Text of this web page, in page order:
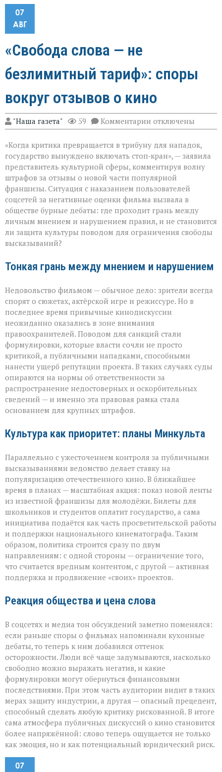
07
АВГ
«Свобода слова — не
безлимитный тариф»: споры
вокруг отзывов о кино
"Наша газета" 59 Комментарии к
записи
слова — не
безлимитный
тариф»:
споры
вокруг
отзывов
о
кино
отключены
«Когда критика превращается в трибуну для нападок,
государство вынуждено включать стоп‑кран», — заявила
представитель культурной сферы, комментируя волну
штрафов за отзывы о новой части популярной
франшизы. Ситуация с наказанием пользователей
соцсетей за негативные оценки фильма вызвала в
обществе бурные дебаты: где проходит грань между
личным мнением и нарушением правил, и не становится
ли защита культуры поводом для ограничения свободы
высказываний?
Тонкая грань между мнением и нарушением
Недовольство фильмом — обычное дело: зрители всегда
спорят о сюжетах, актёрской игре и режиссуре. Но в
последнее время привычные кинодискуссии
неожиданно оказались в зоне внимания
правоохранителей. Поводом для санкций стали
формулировки, которые власти сочли не просто
критикой, а публичными нападками, способными
нанести ущерб репутации проекта. В таких случаях суды
опираются на нормы об ответственности за
распространение недостоверных и оскорбительных
сведений — и именно эта правовая рамка стала
основанием для крупных штрафов.
Культура как приоритет: планы Минкульта
Параллельно с ужесточением контроля за публичными
высказываниями ведомство делает ставку на
популяризацию отечественного кино. В ближайшее
время в планах — масштабная акция: показ новой ленты
из известной франшизы для молодёжи. Билеты для
школьников и студентов оплатит государство, а сама
инициатива подаётся как часть просветительской работы
и поддержки национального кинематографа. Таким
образом, политика строится сразу по двум
направлениям: с одной стороны — ограничение того,
что считается вредным контентом, с другой — активная
поддержка и продвижение «своих» проектов.
Реакция общества и цена слова
В соцсетях и медиа тон обсуждений заметно поменялся:
если раньше споры о фильмах напоминали кухонные
дебаты, то теперь к ним добавился оттенок
осторожности. Люди всё чаще задумываются, насколько
свободно можно выражать негатив, и какие
формулировки могут обернуться финансовыми
последствиями. При этом часть аудитории видит в таких
мерах защиту индустрии, а другая — опасный прецедент,
способный сделать любую критику рискованной. В итоге
сама атмосфера публичных дискуссий о кино становится
более напряжённой: слово теперь ощущается не только
как эмоция, но и как потенциальный юридический риск.
07